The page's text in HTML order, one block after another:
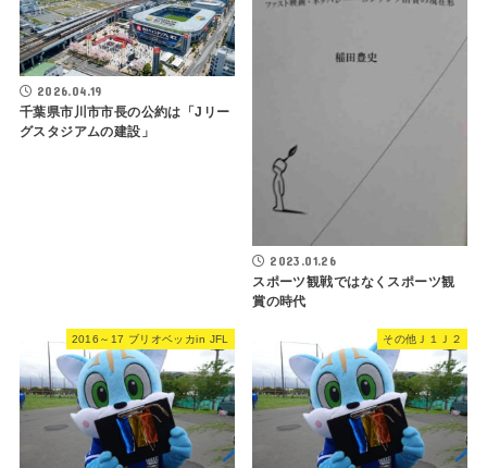
2026.04.19
千葉県市川市市長の公約は「Jリー
グスタジアムの建設」
2023.01.26
スポーツ観戦ではなくスポーツ観
賞の時代
2016～17 ブリオベッカin JFL その他Ｊ１Ｊ２